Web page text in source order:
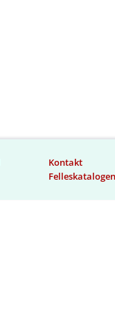
Kontakt
Felleskatalogen